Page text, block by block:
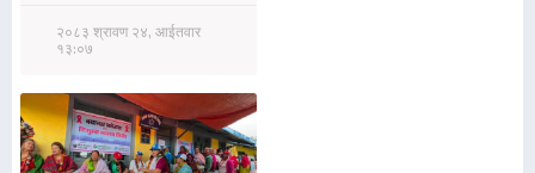
२०८३ श्रावण २४, आईतवार
१३:०७